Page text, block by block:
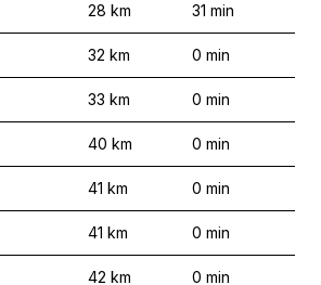
28 km 31 min
32 km 0 min
33 km 0 min
40 km 0 min
41 km 0 min
41 km 0 min
42 km 0 min